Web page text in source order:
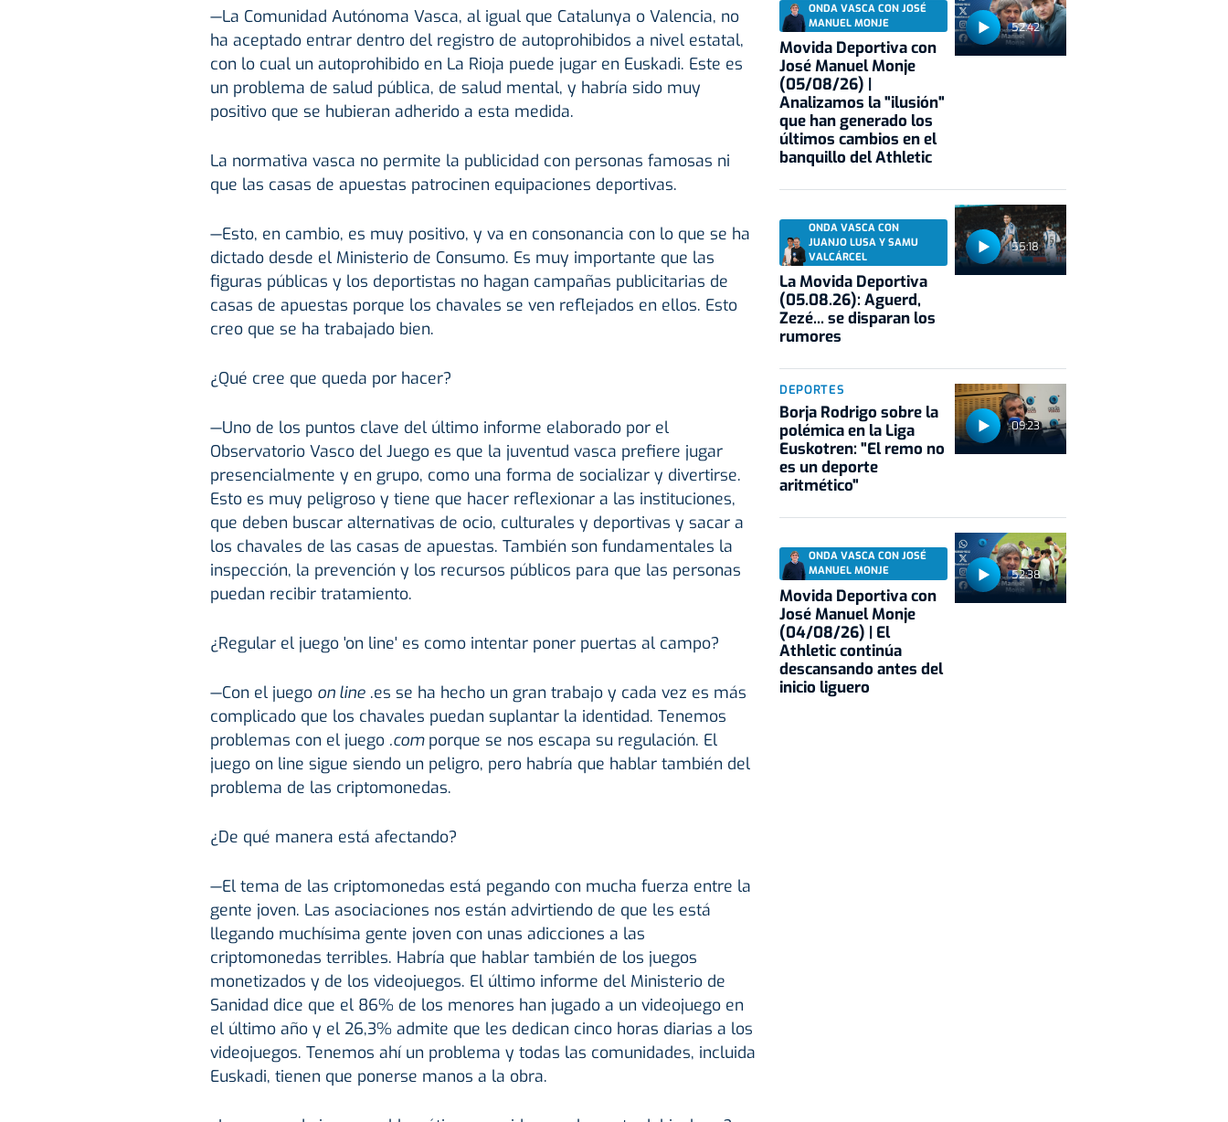
—La Comunidad Autónoma Vasca, al igual que Catalunya o Valencia, no
ha aceptado entrar dentro del registro de autoprohibidos a nivel estatal,
con lo cual un autoprohibido en La Rioja puede jugar en Euskadi. Este es
un problema de salud pública, de salud mental, y habría sido muy
positivo que se hubieran adherido a esta medida.
La normativa vasca no permite la publicidad con personas famosas ni
que las casas de apuestas patrocinen equipaciones deportivas.
—Esto, en cambio, es muy positivo, y va en consonancia con lo que se ha
dictado desde el Ministerio de Consumo. Es muy importante que las
figuras públicas y los deportistas no hagan campañas publicitarias de
casas de apuestas porque los chavales se ven reflejados en ellos. Esto
creo que se ha trabajado bien.
¿Qué cree que queda por hacer?
—Uno de los puntos clave del último informe elaborado por el
Observatorio Vasco del Juego es que la juventud vasca prefiere jugar
presencialmente y en grupo, como una forma de socializar y divertirse.
Esto es muy peligroso y tiene que hacer reflexionar a las instituciones,
que deben buscar alternativas de ocio, culturales y deportivas y sacar a
los chavales de las casas de apuestas. También son fundamentales la
inspección, la prevención y los recursos públicos para que las personas
puedan recibir tratamiento.
¿Regular el juego 'on line' es como intentar poner puertas al campo?
—Con el juego on line.es se ha hecho un gran trabajo y cada vez es más
complicado que los chavales puedan suplantar la identidad. Tenemos
problemas con el juego .comporque se nos escapa su regulación. El
juego on line sigue siendo un peligro, pero habría que hablar también del
problema de las criptomonedas.
¿De qué manera está afectando?
—El tema de las criptomonedas está pegando con mucha fuerza entre la
gente joven. Las asociaciones nos están advirtiendo de que les está
llegando muchísima gente joven con unas adicciones a las
criptomonedas terribles. Habría que hablar también de los juegos
monetizados y de los videojuegos. El último informe del Ministerio de
Sanidad dice que el 86% de los menores han jugado a un videojuego en
el último año y el 26,3% admite que les dedican cinco horas diarias a los
videojuegos. Tenemos ahí un problema y todas las comunidades, incluida
Euskadi, tienen que ponerse manos a la obra.
52:42
ONDA VASCA CON JOSÉ
MANUEL MONJE
Movida Deportiva con
José Manuel Monje
(05/08/26) |
Analizamos la "ilusión"
que han generado los
últimos cambios en el
banquillo del Athletic
55:18
ONDA VASCA CON
JUANJO LUSA Y SAMU
VALCÁRCEL
La Movida Deportiva
(05.08.26): Aguerd,
Zezé... se disparan los
rumores
09:23
DEPORTES
Borja Rodrigo sobre la
polémica en la Liga
Euskotren: "El remo no
es un deporte
aritmético"
52:38
ONDA VASCA CON JOSÉ
MANUEL MONJE
Movida Deportiva con
José Manuel Monje
(04/08/26) | El
Athletic continúa
descansando antes del
inicio liguero